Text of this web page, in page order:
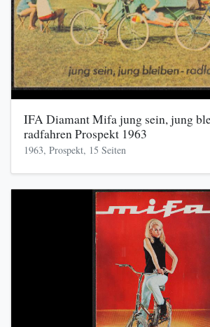
IFA Diamant Mifa jung sein, jung
radfahren Prospekt 1963
1963, Prospekt, 15 Seiten